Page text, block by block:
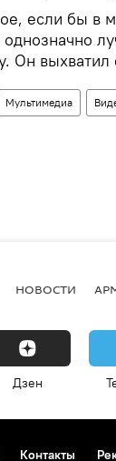
если бы в
Он выхватил
Мультимедиа
НОВОСТИ
Дзен
Контакты